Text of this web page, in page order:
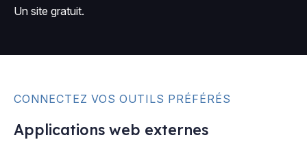
Un site gratuit.
CONNECTEZ VOS OUTILS PRÉFÉRÉS
Applications web externes